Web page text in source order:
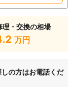
理・交換の相場
万円
の方はお電話くだ